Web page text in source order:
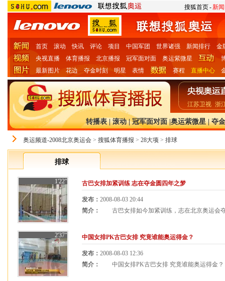
搜狐首页-新闻
首页 滚动 快讯 评论 项目 中国军团 世界诸强 新闻排行
金
央视直播
体育播报 北京播报 冠军面对面 奥运紫微星
最新图片
花边 夺金时刻 明星 表情 赛程 直播中心
江苏卫视 浙
转播表|滚动|冠军面对面|奥运紫微星|夺
奥运频道-2008北京奥运会 > 搜狐体育播报 > 28大项 > 排球
排球
1'22" 古巴女排加紧训练 志在夺金圆四年之梦
发布： 2008-08-03 20:44
简介：
古巴女排如今加紧训练，志在北京奥运会
2'37" 中国女排PK古巴女排 究竟谁能奥运得金？
发布： 2008-08-03 12:36
简介：
中国女排PK古巴女排 究竟谁能奥运得金？